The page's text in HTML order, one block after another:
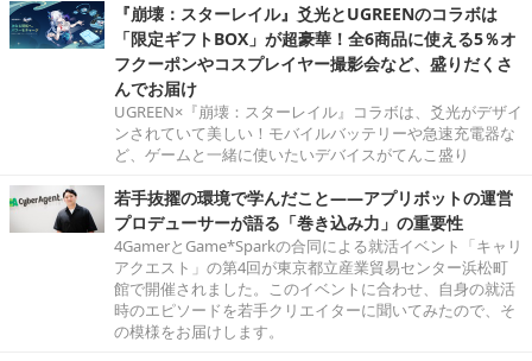
『崩壊：スターレイル』爻光とUGREENのコラボは
「限定ギフトBOX」が超豪華！全6商品に使える5％オ
フクーポンやコスプレイヤー撮影会など、盛りだくさ
んでお届け
UGREEN×『崩壊：スターレイル』コラボは、爻光がデザイ
ンされていて美しい！モバイルバッテリーや急速充電器な
ど、ゲームと一緒に使いたいデバイスがてんこ盛り
若手抜擢の環境で学んだこと――アプリボットの運営
プロデューサーが語る「巻き込み力」の重要性
4GamerとGame*Sparkの合同による就活イベント「キャリ
アクエスト」の第4回が東京都立産業貿易センター浜松町
館で開催されました。このイベントに合わせ、自身の就活
時のエピソードを若手クリエイターに聞いてみたので、そ
の模様をお届けします。